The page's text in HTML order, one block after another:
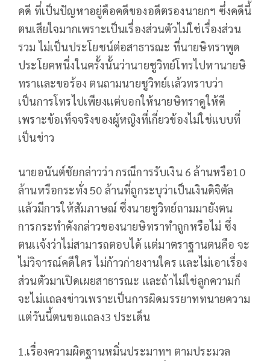
คดี ที่เป็นปัญหาอยู่คือคดีของอดีตรองนายกฯ ซึ่งคดีนี้
ตนเสียใจมากเพราะเป็นเรื่องส่วนตัวไม่ใช่เรื่องส่วน
รวม ไม่เป็นประโยชน์ต่อสาธารณะ ที่นายษิทราพูด
ประโยคหนึ่งในครั้งนั้นว่านายชูวิทย์โทรไปหานายษิ
ทราเเละขอร้อง ตนถามนายชูวิทย์เเล้วทราบว่า
เป็นการโทรไปเพียงเเต่บอกให้นายษิทราดูให้ดี
เพราะข้อเท็จจริงของผู้หญิงที่เกี่ยวข้องไม่ใช่แบบที่
เป็นข่าว
นายอนันต์ชัยกล่าวว่า กรณีการรับเงิน 6 ล้านหรือ10
ล้านหรือกระทั่ง 50 ล้านที่ถูกระบุว่าเป็นเงินดิจิตัล
เเล้วมีการให้สัมภาษณ์ ซึ่งนายชูวิทย์ถามมายังตน
การกระทำดังกล่าวของนายษิทราทำถูกหรือไม่ ซึ่ง
ตนเเจ้งว่าไม่สามารถตอบได้ เเต่มาตราฐานตนคือ จะ
ไม่วิจารณ์คดีใคร ไม่ก้าวก่ายงานใคร เเละไม่เอาเรื่อง
ส่วนตัวมาเปิดเผยสาธารณะ เเละถ้าไม่ใช่ลูกความก็
จะไม่เเถลงข่าวเพราะเป็นการผิดมรรยาททนายความ
เเต่วันนี้ตนขอเเถลง3 ประเด็น
1.เรื่องความผิดฐานหมิ่นประมาทฯ ตามประมวล